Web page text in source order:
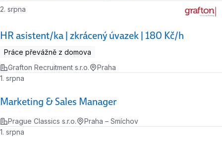
HR asistent/ka | zkrácený úvazek | 180 Kč/h
2. srpna
Práce převážně z domova
Grafton Recruitment s.r.o.
Praha
Marketing & Sales Manager
1. srpna
Prague Classics s.r.o.
Praha – Smíchov
1. srpna